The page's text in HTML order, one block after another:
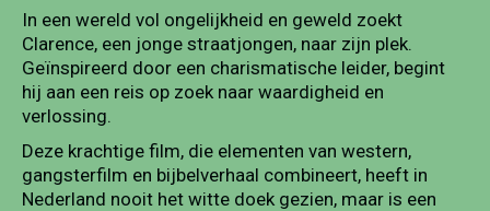
In een wereld vol ongelijkheid en geweld zoekt
Clarence, een jonge straatjongen, naar zijn plek.
Geïnspireerd door een charismatische leider, begint
hij aan een reis op zoek naar waardigheid en
verlossing.
Deze krachtige film, die elementen van western,
gangsterfilm en bijbelverhaal combineert, heeft in
Nederland nooit het witte doek gezien, maar is een